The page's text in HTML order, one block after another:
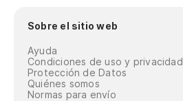
Sobre el sitio web
Ayuda
Condiciones de uso y privacidad
Protección de Datos
Quiénes somos
Normas para envío